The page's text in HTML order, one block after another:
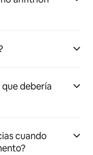
debería
cuando